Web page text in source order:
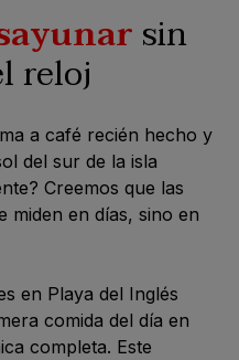
sin
reloj
a café recién hecho y
del sur de la isla
Creemos que las
miden en días, sino en
en Playa del Inglés
comida del día en
completa. Este